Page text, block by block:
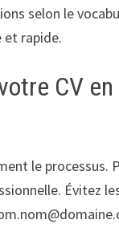
selon le
et rapide.
CV
le processus.
Évitez